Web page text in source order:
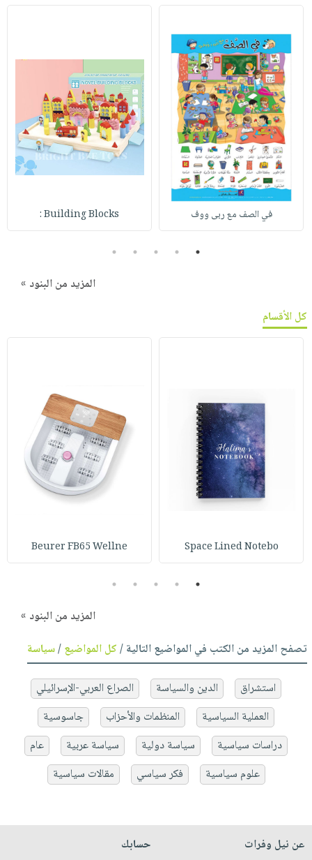
في الصف مع ربى ووف Building Blocks :
1
2
3
4
5
المزيد من البنود »
كل الأقسام
Space Lined Notebo
Beurer FB65 Wellne
1
2
3
4
5
المزيد من البنود »
تصفح المزيد من الكتب في المواضيع التالية /كل المواضيع/سياسة
استشراق الدين والسياسة
الصراع العربي-الإسرائيلي
العملية السياسية
المنظمات والأحزاب
جاسوسية
دراسات سياسية
سياسة دولية سياسة عربية
عام
علوم سياسية
فكر سياسي مقالات سياسية
عن نيل وفرات
حسابك